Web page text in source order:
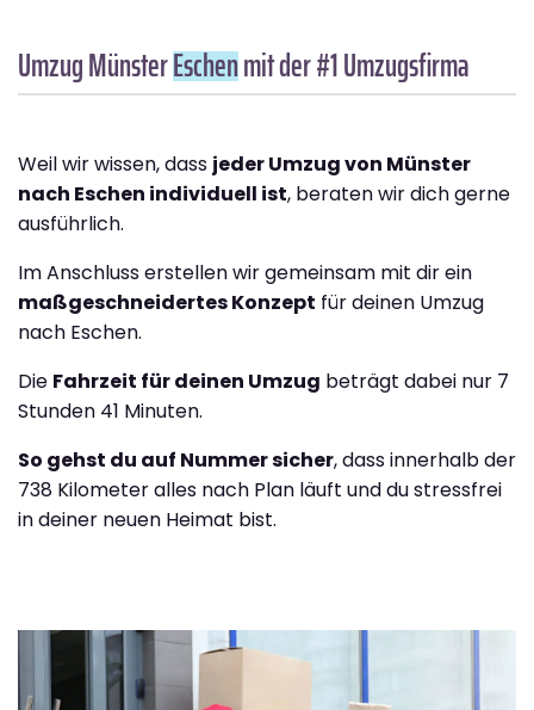
Umzug MünsterEschenmit der #1 Umzugsfirma
Weil wir wissen, dass jeder Umzug von Münster
nach Eschen individuell ist, beraten wir dich gerne
ausführlich.
Im Anschluss erstellen wir gemeinsam mit dir ein
maßgeschneidertes Konzept für deinen Umzug
nach Eschen.
Die Fahrzeit für deinen Umzug beträgt dabei nur 7
Stunden 41 Minuten.
So gehst du auf Nummer sicher, dass innerhalb der
738 Kilometer alles nach Plan läuft und du stressfrei
in deiner neuen Heimat bist.